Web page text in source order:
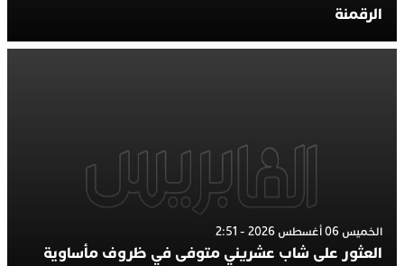
الرقمنة
الخميس 06 أغسطس 2026 - 2:51
العثور على شاب عشريني متوفى في ظروف مأساوية